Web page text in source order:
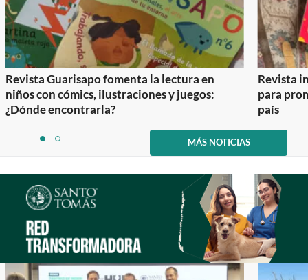
Revista Guarisapo fomenta la lectura en
niños con cómics, ilustraciones y juegos:
¿Dónde encontrarla?
Revista
para
país
itemitem
2
MÁS NOTICIAS